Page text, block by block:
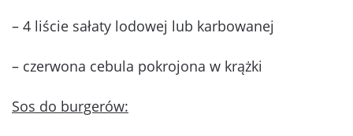
– 4 liście sałaty lodowej lub karbowanej
– czerwona cebula pokrojona w krążki
Sos do burgerów: